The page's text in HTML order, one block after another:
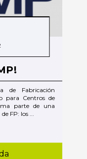
de Fabricación
para Centros de
parte de una
FP: los ...